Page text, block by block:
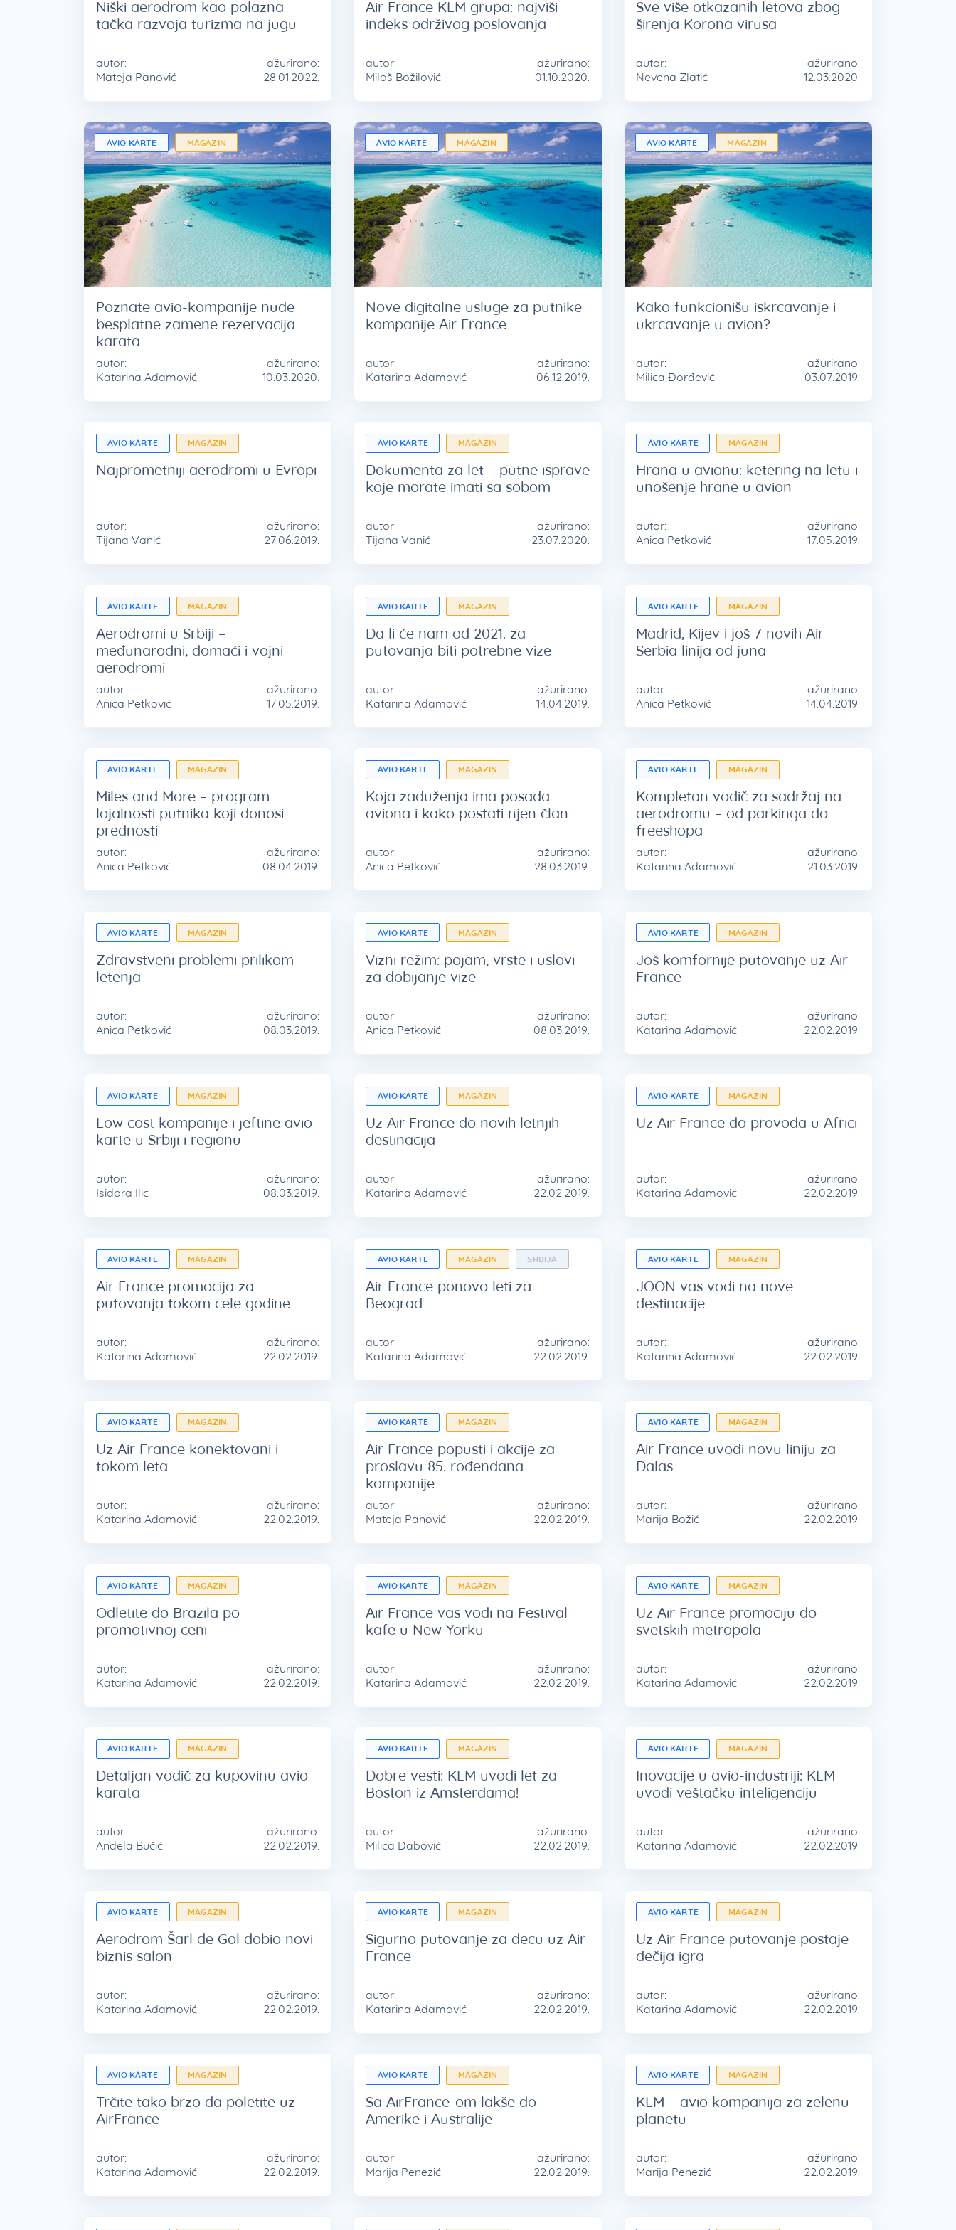
Niški aerodrom kao polazna
tačka razvoja turizma na jugu
autor:
Mateja Panović
ažurirano:
28.01.2022.
Air France KLM grupa: najviši
indeks održivog poslovanja
autor:
Miloš Božilović
ažurirano:
01.10.2020.
Sve više otkazanih letova zbog
širenja Korona virusa
autor:
Nevena Zlatić
ažurirano:
12.03.2020.
AVIO KARTE MAGAZIN
Poznate avio-kompanije nude
besplatne zamene rezervacija
karata
autor:
Katarina Adamović
ažurirano:
10.03.2020.
AVIO KARTE MAGAZIN
Nove digitalne usluge za putnike
kompanije Air France
autor:
Katarina Adamović
ažurirano:
06.12.2019.
AVIO KARTE MAGAZIN
Kako funkcionišu iskrcavanje i
ukrcavanje u avion?
autor:
Milica Đorđević
ažurirano:
03.07.2019.
AVIO KARTE MAGAZIN
Najprometniji aerodromi u Evropi
autor:
Tijana Vanić
ažurirano:
27.06.2019.
AVIO KARTE MAGAZIN
Dokumenta za let – putne isprave
koje morate imati sa sobom
autor:
Tijana Vanić
ažurirano:
23.07.2020.
AVIO KARTE MAGAZIN
Hrana u avionu: ketering na letu i
unošenje hrane u avion
autor:
Anica Petković
ažurirano:
17.05.2019.
AVIO KARTE MAGAZIN
Aerodromi u Srbiji –
međunarodni, domaći i vojni
aerodromi
autor:
Anica Petković
ažurirano:
17.05.2019.
AVIO KARTE MAGAZIN
Da li će nam od 2021. za
putovanja biti potrebne vize
autor:
Katarina Adamović
ažurirano:
14.04.2019.
AVIO KARTE MAGAZIN
Madrid, Kijev i još 7 novih Air
Serbia linija od juna
autor:
Anica Petković
ažurirano:
14.04.2019.
AVIO KARTE MAGAZIN
Miles and More – program
lojalnosti putnika koji donosi
prednosti
autor:
Anica Petković
ažurirano:
08.04.2019.
AVIO KARTE MAGAZIN
Koja zaduženja ima posada
aviona i kako postati njen član
autor:
Anica Petković
ažurirano:
28.03.2019.
AVIO KARTE MAGAZIN
Kompletan vodič za sadržaj na
aerodromu – od parkinga do
freeshopa
autor:
Katarina Adamović
ažurirano:
21.03.2019.
AVIO KARTE MAGAZIN
Zdravstveni problemi prilikom
letenja
autor:
Anica Petković
ažurirano:
08.03.2019.
AVIO KARTE MAGAZIN
Vizni režim: pojam, vrste i uslovi
za dobijanje vize
autor:
Anica Petković
ažurirano:
08.03.2019.
AVIO KARTE MAGAZIN
Još komfornije putovanje uz Air
France
autor:
Katarina Adamović
ažurirano:
22.02.2019.
AVIO KARTE MAGAZIN
Low cost kompanije i jeftine avio
karte u Srbiji i regionu
autor:
Isidora Ilic
ažurirano:
08.03.2019.
AVIO KARTE MAGAZIN
Uz Air France do novih letnjih
destinacija
autor:
Katarina Adamović
ažurirano:
22.02.2019.
AVIO KARTE MAGAZIN
Uz Air France do provoda u Africi
autor:
Katarina Adamović
ažurirano:
22.02.2019.
AVIO KARTE MAGAZIN
Air France promocija za
putovanja tokom cele godine
autor:
Katarina Adamović
ažurirano:
22.02.2019.
AVIO KARTE MAGAZIN SRBIJA
Air France ponovo leti za
Beograd
autor:
Katarina Adamović
ažurirano:
22.02.2019.
AVIO KARTE MAGAZIN
JOON vas vodi na nove
destinacije
autor:
Katarina Adamović
ažurirano:
22.02.2019.
AVIO KARTE MAGAZIN
Uz Air France konektovani i
tokom leta
autor:
Katarina Adamović
ažurirano:
22.02.2019.
AVIO KARTE MAGAZIN
Air France popusti i akcije za
proslavu 85. rođendana
kompanije
autor:
Mateja Panović
ažurirano:
22.02.2019.
AVIO KARTE MAGAZIN
Air France uvodi novu liniju za
Dalas
autor:
Marija Božić
ažurirano:
22.02.2019.
AVIO KARTE MAGAZIN
Odletite do Brazila po
promotivnoj ceni
autor:
Katarina Adamović
ažurirano:
22.02.2019.
AVIO KARTE MAGAZIN
Air France vas vodi na Festival
kafe u New Yorku
autor:
Katarina Adamović
ažurirano:
22.02.2019.
AVIO KARTE MAGAZIN
Uz Air France promociju do
svetskih metropola
autor:
Katarina Adamović
ažurirano:
22.02.2019.
AVIO KARTE MAGAZIN
Detaljan vodič za kupovinu avio
karata
autor:
Anđela Bučić
ažurirano:
22.02.2019.
AVIO KARTE MAGAZIN
Dobre vesti: KLM uvodi let za
Boston iz Amsterdama!
autor:
Milica Dabović
ažurirano:
22.02.2019.
AVIO KARTE MAGAZIN
Inovacije u avio-industriji: KLM
uvodi veštačku inteligenciju
autor:
Katarina Adamović
ažurirano:
22.02.2019.
AVIO KARTE MAGAZIN
Aerodrom Šarl de Gol dobio novi
biznis salon
autor:
Katarina Adamović
ažurirano:
22.02.2019.
AVIO KARTE MAGAZIN
Sigurno putovanje za decu uz Air
France
autor:
Katarina Adamović
ažurirano:
22.02.2019.
AVIO KARTE MAGAZIN
Uz Air France putovanje postaje
dečija igra
autor:
Katarina Adamović
ažurirano:
22.02.2019.
AVIO KARTE MAGAZIN
Trčite tako brzo da poletite uz
AirFrance
autor:
Katarina Adamović
ažurirano:
22.02.2019.
AVIO KARTE MAGAZIN
Sa AirFrance-om lakše do
Amerike i Australije
autor:
Marija Penezić
ažurirano:
22.02.2019.
AVIO KARTE MAGAZIN
KLM – avio kompanija za zelenu
planetu
autor:
Marija Penezić
ažurirano:
22.02.2019.